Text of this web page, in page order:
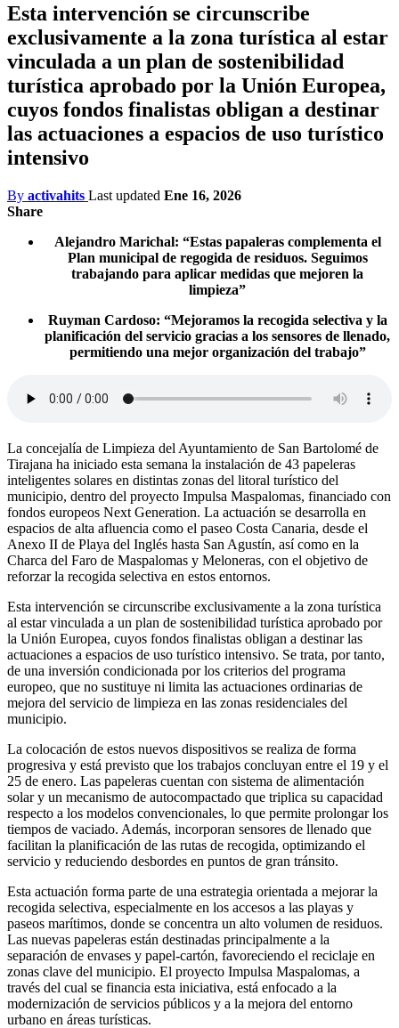
Esta intervención se circunscribe
exclusivamente a la zona turística al estar
vinculada a un plan de sostenibilidad
turística aprobado por la Unión Europea,
cuyos fondos finalistas obligan a destinar
las actuaciones a espacios de uso turístico
intensivo
By activahits Last updated Ene 16, 2026
Share
Alejandro Marichal: “Estas papaleras complementa el
Plan municipal de regogida de residuos. Seguimos
trabajando para aplicar medidas que mejoren la
limpieza”
Ruyman Cardoso: “Mejoramos la recogida selectiva y la
planificación del servicio gracias a los sensores de llenado,
permitiendo una mejor organización del trabajo”
La concejalía de Limpieza del Ayuntamiento de San Bartolomé de
Tirajana ha iniciado esta semana la instalación de 43 papeleras
inteligentes solares en distintas zonas del litoral turístico del
municipio, dentro del proyecto Impulsa Maspalomas, financiado con
fondos europeos Next Generation. La actuación se desarrolla en
espacios de alta afluencia como el paseo Costa Canaria, desde el
Anexo II de Playa del Inglés hasta San Agustín, así como en la
Charca del Faro de Maspalomas y Meloneras, con el objetivo de
reforzar la recogida selectiva en estos entornos.
Esta intervención se circunscribe exclusivamente a la zona turística
al estar vinculada a un plan de sostenibilidad turística aprobado por
la Unión Europea, cuyos fondos finalistas obligan a destinar las
actuaciones a espacios de uso turístico intensivo. Se trata, por tanto,
de una inversión condicionada por los criterios del programa
europeo, que no sustituye ni limita las actuaciones ordinarias de
mejora del servicio de limpieza en las zonas residenciales del
municipio.
La colocación de estos nuevos dispositivos se realiza de forma
progresiva y está previsto que los trabajos concluyan entre el 19 y el
25 de enero. Las papeleras cuentan con sistema de alimentación
solar y un mecanismo de autocompactado que triplica su capacidad
respecto a los modelos convencionales, lo que permite prolongar los
tiempos de vaciado. Además, incorporan sensores de llenado que
facilitan la planificación de las rutas de recogida, optimizando el
servicio y reduciendo desbordes en puntos de gran tránsito.
Esta actuación forma parte de una estrategia orientada a mejorar la
recogida selectiva, especialmente en los accesos a las playas y
paseos marítimos, donde se concentra un alto volumen de residuos.
Las nuevas papeleras están destinadas principalmente a la
separación de envases y papel-cartón, favoreciendo el reciclaje en
zonas clave del municipio. El proyecto Impulsa Maspalomas, a
través del cual se financia esta iniciativa, está enfocado a la
modernización de servicios públicos y a la mejora del entorno
urbano en áreas turísticas.